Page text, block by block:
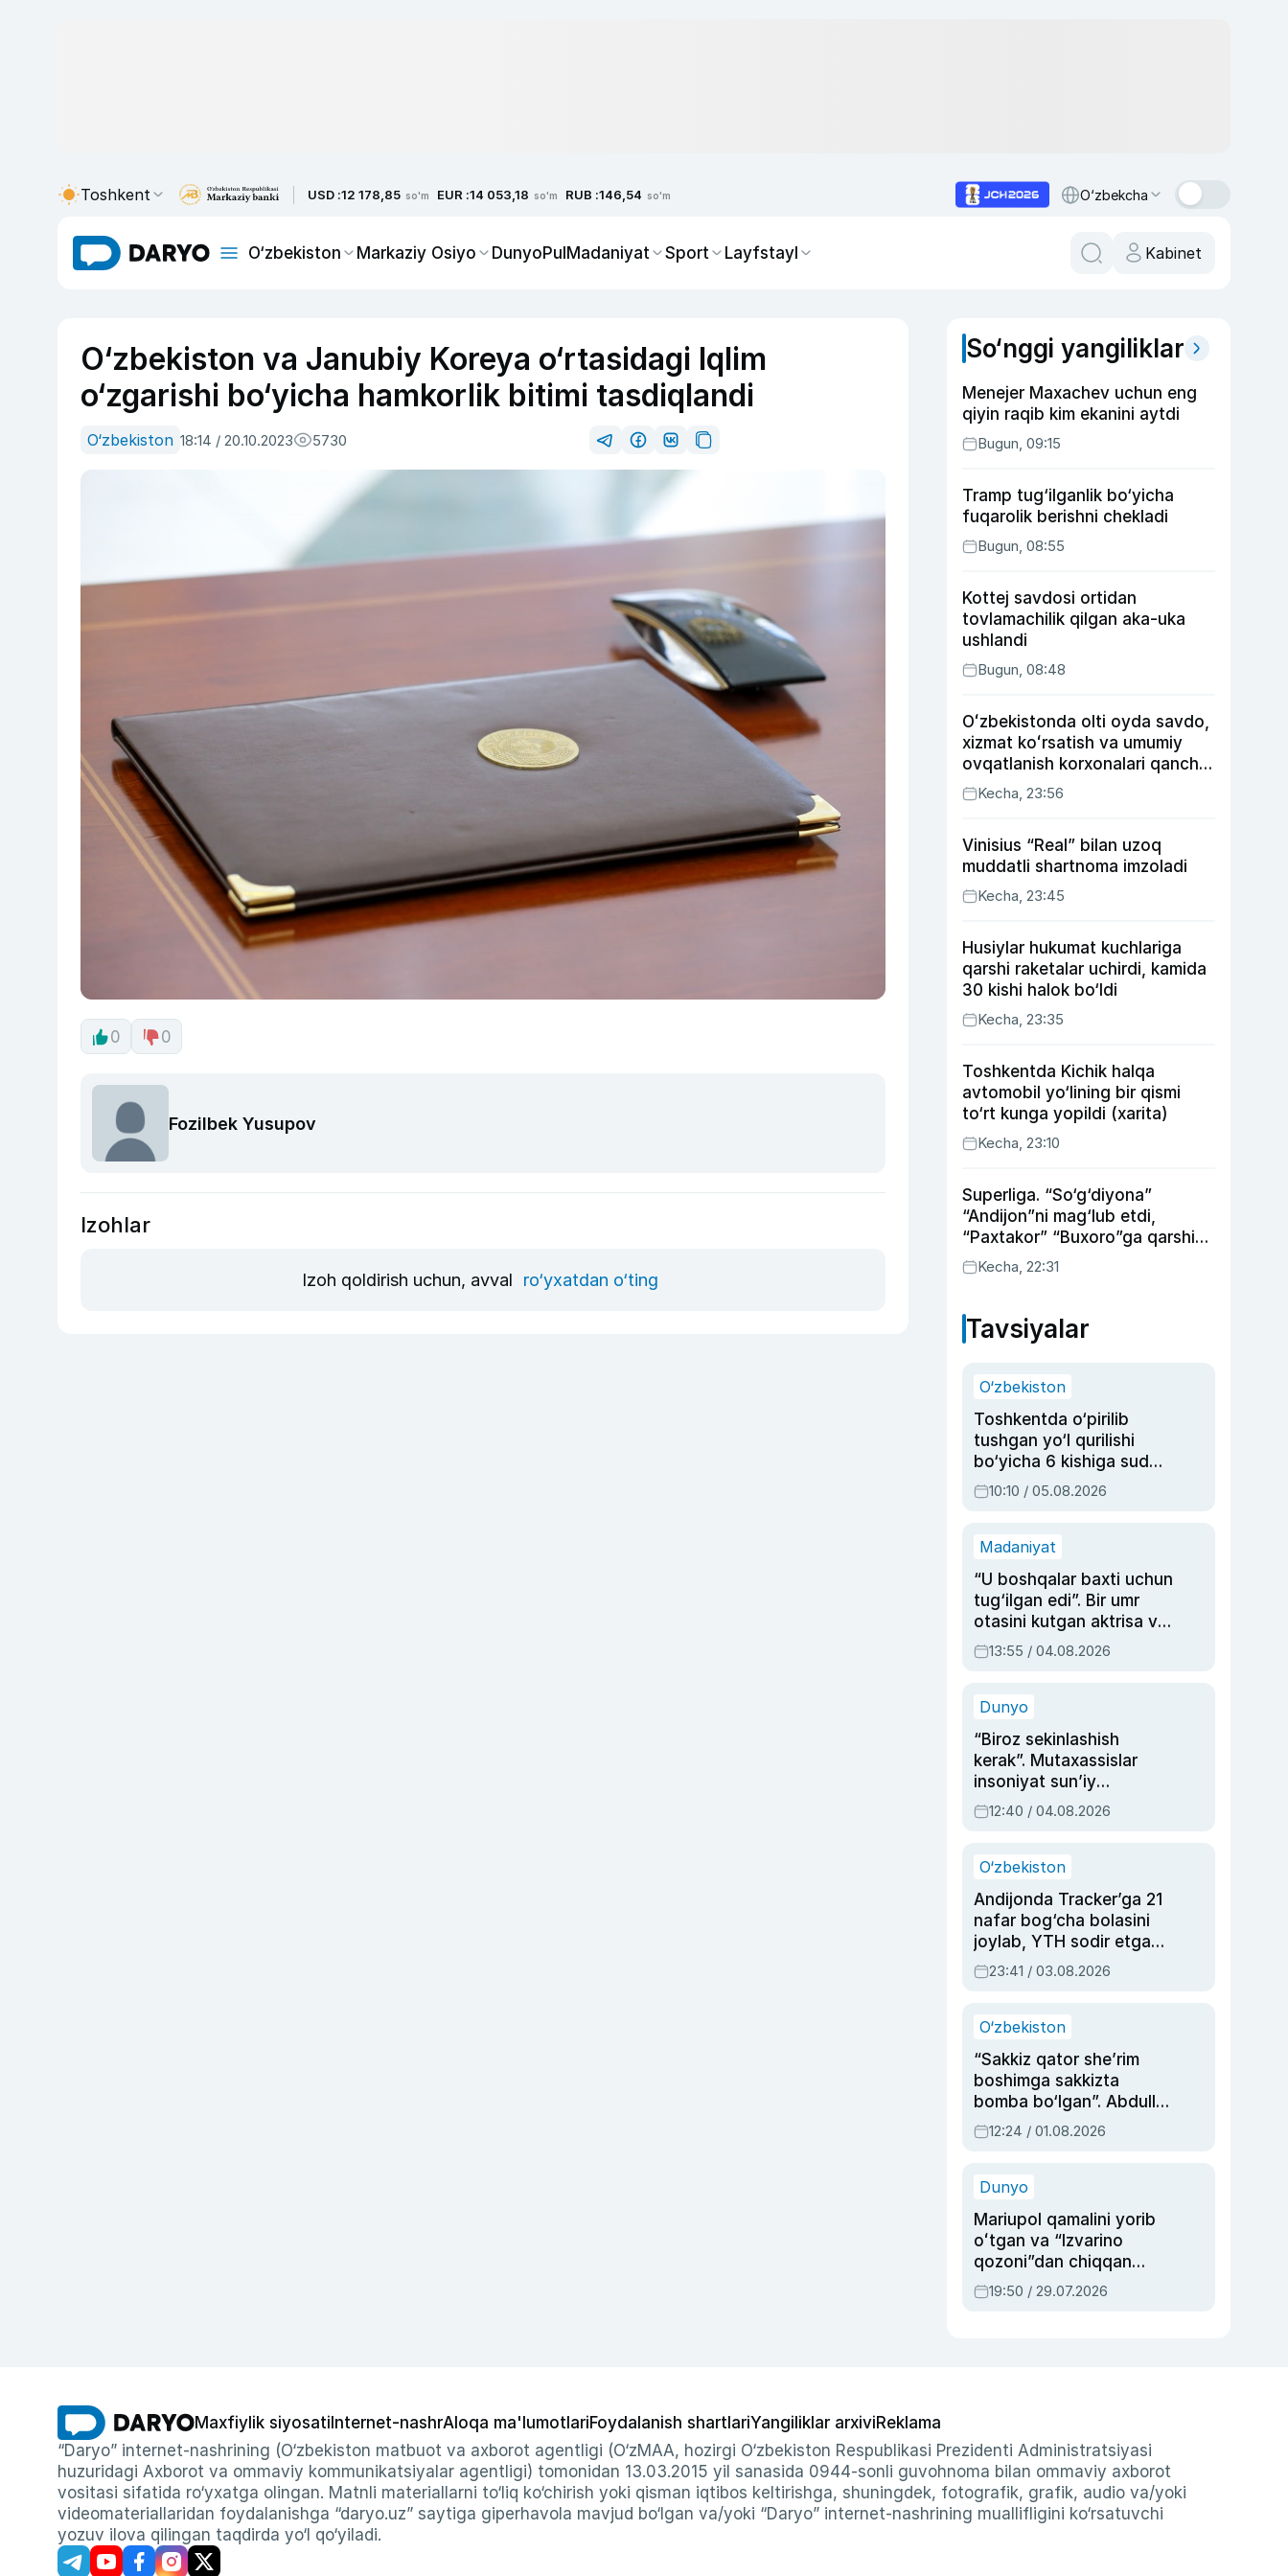
Toshkent USD :12 178,85 so'm EUR :14 053,18 so'm RUB :146,54 so'm O‘zbekcha
O‘zbekiston Markaziy Osiyo DunyoPulMadaniyat Sport Layfstayl Kabinet
O‘zbekiston va Janubiy Koreya o‘rtasidagi Iqlim
o‘zgarishi bo‘yicha hamkorlik bitimi tasdiqlandi
O‘zbekiston 18:14 / 20.10.2023 5730
0 0
Fozilbek Yusupov
Izohlar
Izoh qoldirish uchun, avval ro‘yxatdan o‘ting
So‘nggi yangiliklar
Menejer Maxachev uchun eng
qiyin raqib kim ekanini aytdi
Bugun, 09:15
Tramp tug‘ilganlik bo‘yicha
fuqarolik berishni chekladi
Bugun, 08:55
Kottej savdosi ortidan
tovlamachilik qilgan aka-uka
ushlandi
Bugun, 08:48
Oʻzbekistonda olti oyda savdo,
xizmat koʻrsatish va umumiy
ovqatlanish korxonalari qancha
soliq toʻlagani ochiqlandi
Kecha, 23:56
Vinisius “Real” bilan uzoq
muddatli shartnoma imzoladi
Kecha, 23:45
Husiylar hukumat kuchlariga
qarshi raketalar uchirdi, kamida
30 kishi halok bo‘ldi
Kecha, 23:35
Toshkentda Kichik halqa
avtomobil yo‘lining bir qismi
to‘rt kunga yopildi (xarita)
Kecha, 23:10
Superliga. “So‘g‘diyona”
“Andijon”ni mag‘lub etdi,
“Paxtakor” “Buxoro”ga qarshi
bahsda g‘alabani qo‘ldan
chiqardi
Kecha, 22:31
Tavsiyalar
O‘zbekiston
Toshkentda o‘pirilib
tushgan yo‘l qurilishi
bo‘yicha 6 kishiga sud
hukmi o‘qildi
10:10 / 05.08.2026
Madaniyat
“U boshqalar baxti uchun
tug‘ilgan edi”. Bir umr
otasini kutgan aktrisa va
dublyaj ustasi Rimma
Ahmedovaning
13:55 / 04.08.2026
Dunyo
“Biroz sekinlashish
kerak”. Mutaxassislar
insoniyat sun’iy
intellektni boshqara
olmay qolishidan xavotir
12:40 / 04.08.2026
O‘zbekiston
Andijonda Tracker’ga 21
nafar bog‘cha bolasini
joylab, YTH sodir etgan
ayolga sud hukmi o‘qildi
23:41 / 03.08.2026
O‘zbekiston
“Sakkiz qator she’rim
boshimga sakkizta
bomba bo‘lgan”. Abdulla
Oripovni siyosiy
ayblovlardan asrab
12:24 / 01.08.2026
Dunyo
Mariupol qamalini yorib
oʻtgan va “Izvarino
qozoni”dan chiqqan
qahramon — Ukraina
armiyasi bosh
19:50 / 29.07.2026
Maxfiylik siyosati Internet-nashrAloqa ma'lumotlariFoydalanish shartlariYangiliklar arxiviReklama
“Daryo” internet-nashrining (O‘zbekiston matbuot va axborot agentligi (O‘zMAA, hozirgi O‘zbekiston Respublikasi Prezidenti Administratsiyasi
huzuridagi Axborot va ommaviy kommunikatsiyalar agentligi) tomonidan 13.03.2015 yil sanasida 0944-sonli guvohnoma bilan ommaviy axborot
vositasi sifatida ro‘yxatga olingan. Matnli materiallarni to‘liq ko‘chirish yoki qisman iqtibos keltirishga, shuningdek, fotografik, grafik, audio va/yoki
videomateriallaridan foydalanishga “daryo.uz” saytiga giperhavola mavjud bo‘lgan va/yoki “Daryo” internet-nashrining muallifligini ko‘rsatuvchi
yozuv ilova qilingan taqdirda yo‘l qo‘yiladi.